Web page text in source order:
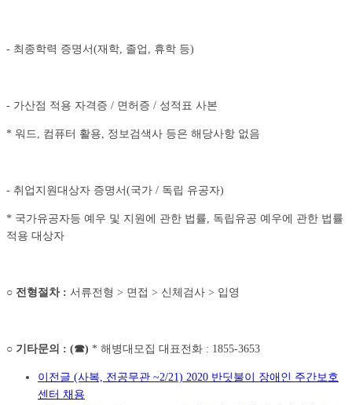
- 최종학력 증명서(재학, 졸업, 휴학 등)
- 가산점 적용 자격증 / 면허증 / 성적표 사본
* 워드, 컴퓨터 활용, 정보검색사 등은 해당사항 없음
- 취업지원대상자 증명서(국가 / 독립 유공자)
* 국가유공자등 예우 및 지원에 관한 법률, 독립유공 예우에 관한 법률
적용 대상자
○ 전형절차 : 서류전형 > 면접 > 신체검사 > 입영
○ 기타문의 : (☎) * 해병대모집 대표전화 : 1855-3653
이전글 (사복, 전공무관 ~2/21) 2020 반딧불이 장애인 주간보호
센터 채용